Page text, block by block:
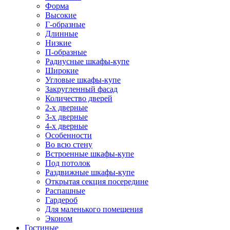
Форма
Высокие
Г-образные
Длинные
Низкие
П-образные
Радиусные шкафы-купе
Широкие
Угловые шкафы-купе
Закругленный фасад
Количество дверей
2-х дверные
3-х дверные
4-х дверные
Особенности
Во всю стену
Встроенные шкафы-купе
Под потолок
Раздвижные шкафы-купе
Открытая секция посередине
Распашные
Гардероб
Для маленького помещения
Эконом
Гостиные